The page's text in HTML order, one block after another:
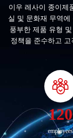
이우 레사이 종이제
실 및 문화재 무역
풍부한 제품 유형
정책을 준수하고
120
employees